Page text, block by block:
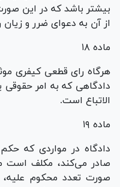
بیشتر باشد که در این
از آن به دعوای ضرر و
ماده ۱۸
هرگاه رای قطعی کیفری
دادگاهی که به امر حقوقی
الاتباع است.
ماده ۱۹
دادگاه در مواردی که
صادر می‌کند، مکلف است
صورت تعدد محکوم